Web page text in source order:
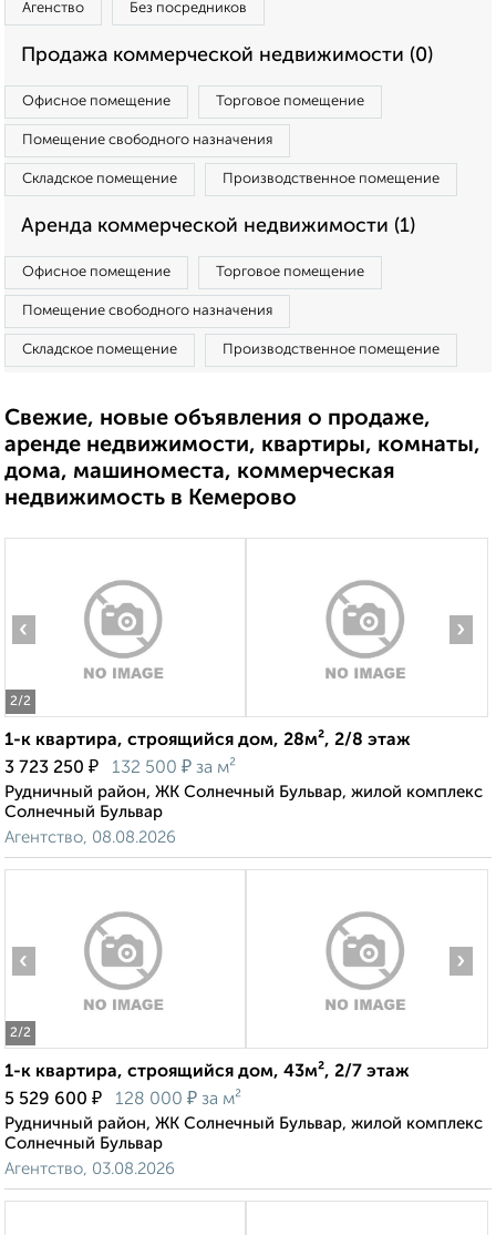
Агенство Без посредников
Продажа коммерческой недвижимости (0)
Офисное помещение Торговое помещение
Помещение свободного назначения
Складское помещение Производственное помещение
Аренда коммерческой недвижимости (1)
Офисное помещение Торговое помещение
Помещение свободного назначения
Складское помещение Производственное помещение
Свежие, новые объявления о продаже,
аренде недвижимости, квартиры, комнаты,
дома, машиноместа, коммерческая
недвижимость в Кемерово
2/2
‹ ›
1-к квартира, строящийся дом, 28м², 2/8 этаж
3 723 250 ₽ 132 500 ₽ за м²
Рудничный район, ЖК Солнечный Бульвар, жилой комплекс
Солнечный Бульвар
Агентство, 08.08.2026
2/2
‹ ›
1-к квартира, строящийся дом, 43м², 2/7 этаж
5 529 600 ₽ 128 000 ₽ за м²
Рудничный район, ЖК Солнечный Бульвар, жилой комплекс
Солнечный Бульвар
Агентство, 03.08.2026